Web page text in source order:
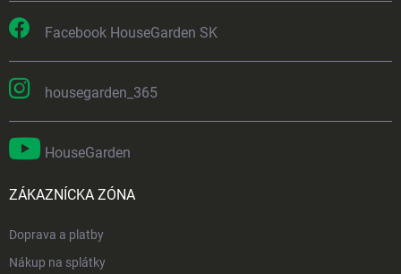
Facebook HouseGarden SK
housegarden_365
HouseGarden
ZÁKAZNÍCKA ZÓNA
Doprava a platby
Nákup na splátky